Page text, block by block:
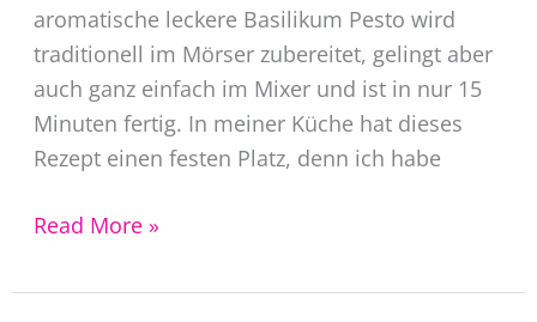
aromatische leckere Basilikum Pesto wird
traditionell im Mörser zubereitet, gelingt aber
auch ganz einfach im Mixer und ist in nur 15
Minuten fertig. In meiner Küche hat dieses
Rezept einen festen Platz, denn ich habe
Pesto
Genovese
Read More »